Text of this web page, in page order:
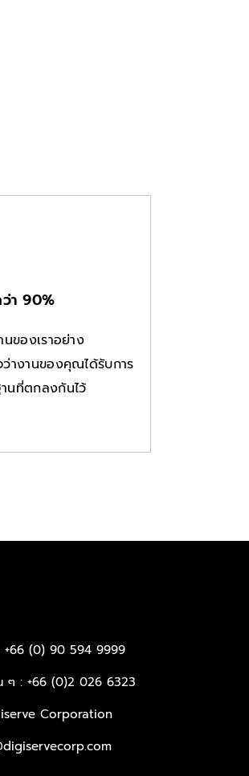
า 90%
นของเราอย่าง
ว่างานของคุณได้รับการ
นที่ตกลงกันไว้
+66 (0) 90 594 9999
ๆ : +66 (0)2 026 6323
Corporation